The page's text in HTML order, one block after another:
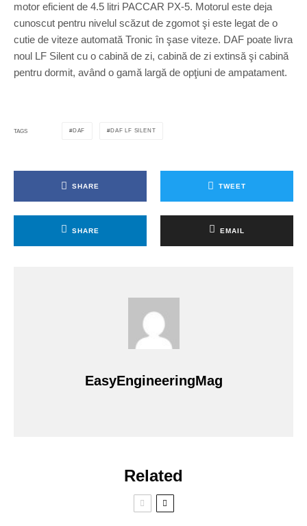
motor eficient de 4.5 litri PACCAR PX-5. Motorul este deja
cunoscut pentru nivelul scăzut de zgomot şi este legat de o
cutie de viteze automată Tronic în şase viteze. DAF poate livra
noul LF Silent cu o cabină de zi, cabină de zi extinsă şi cabină
pentru dormit, având o gamă largă de opţiuni de ampatament.
TAGS DAF DAF LF SILENT
SHARE TWEET
SHARE EMAIL
EasyEngineeringMag
Related